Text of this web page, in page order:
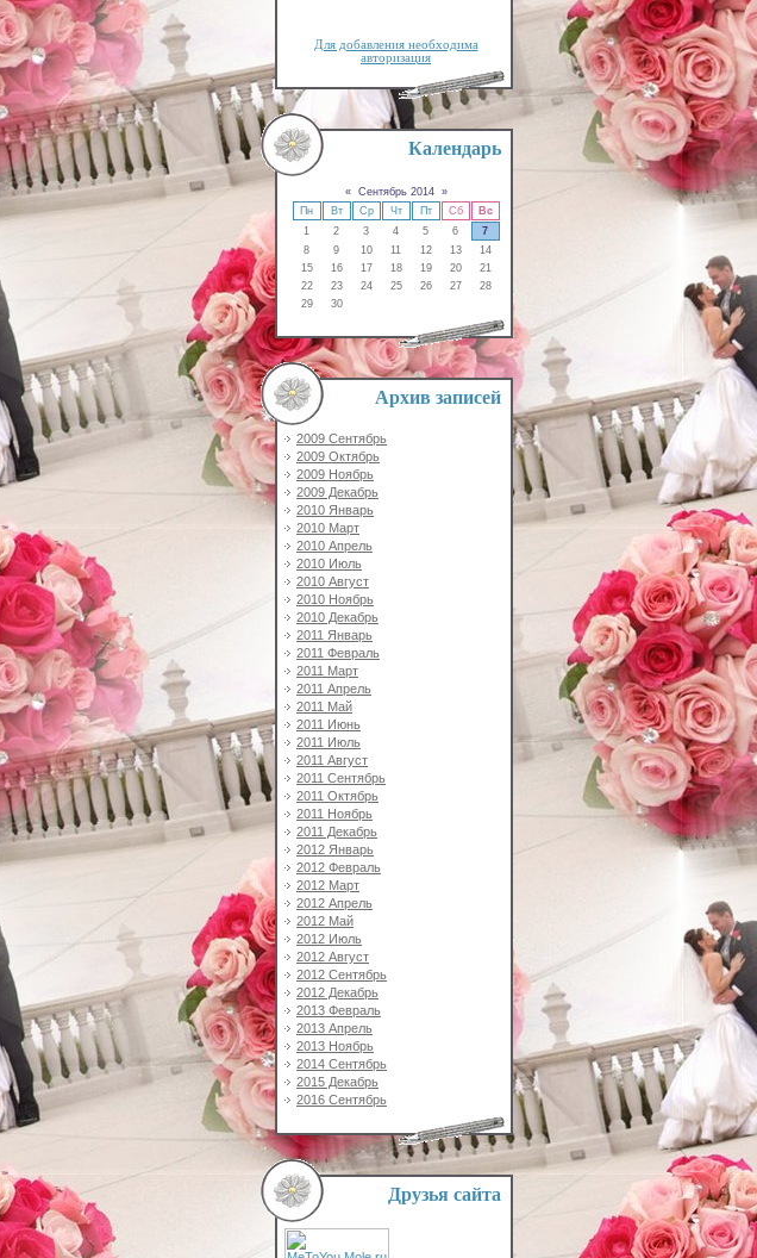
Для добавления необходима
авторизация
Календарь
« Сентябрь 2014
»
Пн
Вт Ср Чт Пт Сб
Вс
1
2 3 4 5 6
7
8
9 10 11 12 13
14
15
16 17 18 19 20
21
22
23 24 25 26 27
28
29
30
Архив записей
2009 Сентябрь
2009 Октябрь
2009 Ноябрь
2009 Декабрь
2010 Январь
2010 Март
2010 Апрель
2010 Июль
2010 Август
2010 Ноябрь
2010 Декабрь
2011 Январь
2011 Февраль
2011 Март
2011 Апрель
2011 Май
2011 Июнь
2011 Июль
2011 Август
2011 Сентябрь
2011 Октябрь
2011 Ноябрь
2011 Декабрь
2012 Январь
2012 Февраль
2012 Март
2012 Апрель
2012 Май
2012 Июль
2012 Август
2012 Сентябрь
2012 Декабрь
2013 Февраль
2013 Апрель
2013 Ноябрь
2014 Сентябрь
2015 Декабрь
2016 Сентябрь
Друзья сайта